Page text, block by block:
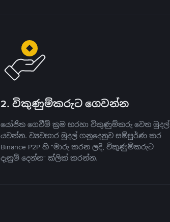
2. විකුණුම්කරුට ගෙවන්න
යෝජිත ගෙවීම් ක්‍රම හරහා විකුණුම්කරු වෙත මුදල්
යවන්න. ව්‍යවහාර මුදල් ගනුදෙනුව සම්පූර්ණ කර
Binance P2P හි "මාරු කරන ලදි, විකුණුම්කරුට
දැනුම් දෙන්න" ක්ලික් කරන්න.